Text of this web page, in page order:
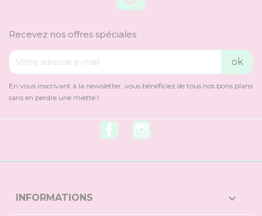
Recevez nos offres spéciales
En vous inscrivant à la newsletter, vous bénéficiez de tous nos bons plans
sans en perdre une miette !
Facebook
INFORMATIONS keyboard_arrow_down